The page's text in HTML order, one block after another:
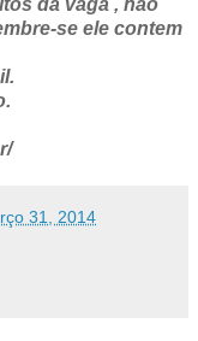
da vaga , não
se ele contem
31, 2014